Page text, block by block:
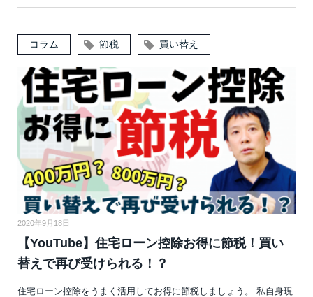
コラム 節税 買い替え
2020年9月18日
【YouTube】住宅ローン控除お得に節税！買い
替えで再び受けられる！？
住宅ローン控除をうまく活用してお得に節税しましょう。 私自身現